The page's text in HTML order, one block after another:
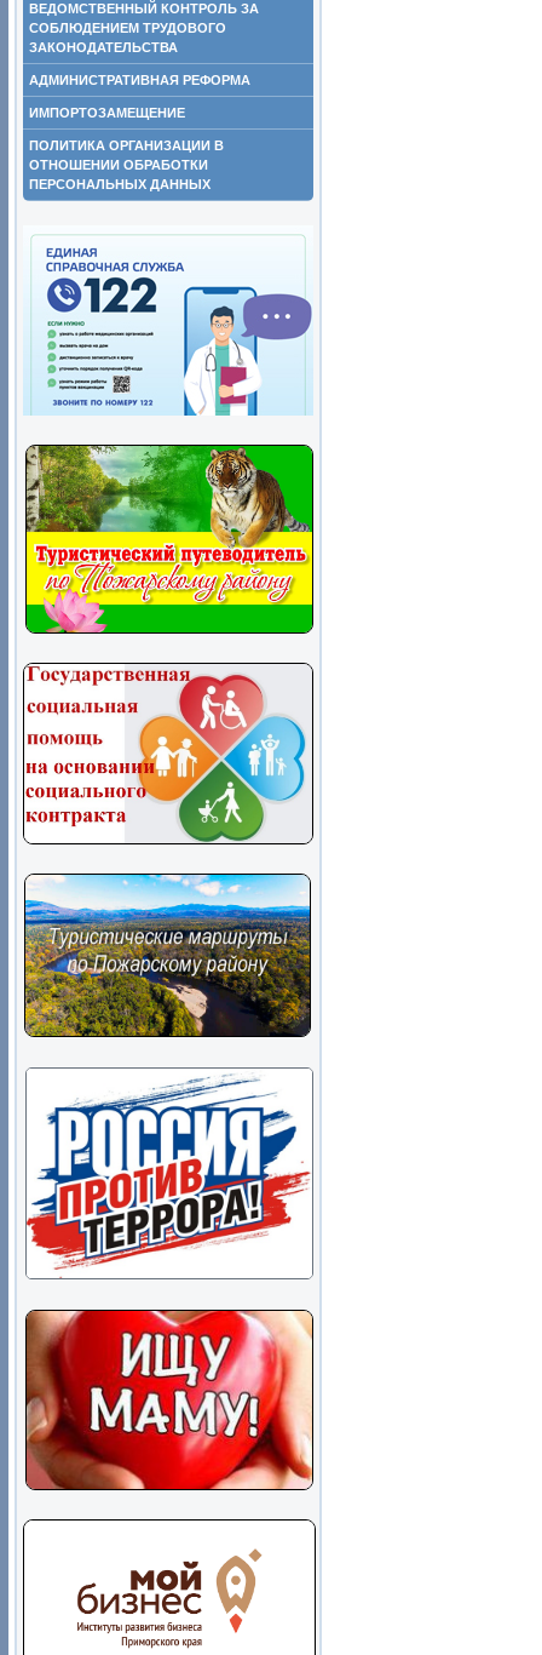
ВЕДОМСТВЕННЫЙ КОНТРОЛЬ ЗА
СОБЛЮДЕНИЕМ ТРУДОВОГО
ЗАКОНОДАТЕЛЬСТВА
АДМИНИСТРАТИВНАЯ РЕФОРМА
ИМПОРТОЗАМЕЩЕНИЕ
ПОЛИТИКА ОРГАНИЗАЦИИ В
ОТНОШЕНИИ ОБРАБОТКИ
ПЕРСОНАЛЬНЫХ ДАННЫХ